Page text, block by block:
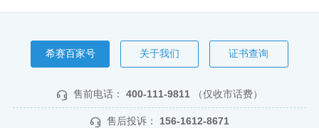
希赛百家号 关于我们 证书查询
售前电话： 400-111-9811 （仅收市话费）
售后投诉： 156-1612-8671